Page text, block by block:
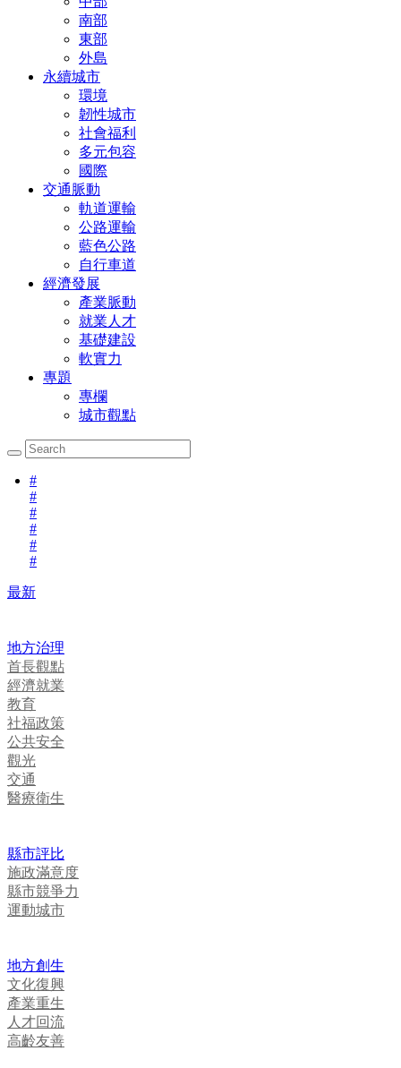
南部
東部
外島
永續城市
環境
韌性城市
社會福利
多元包容
國際
交通脈動
軌道運輸
公路運輸
藍色公路
自行車道
經濟發展
產業脈動
就業人才
基礎建設
軟實力
專題
專欄
城市觀點
#
#
#
#
#
#
最新
地方治理
首長觀點
經濟就業
教育
社福政策
公共安全
觀光
交通
醫療衛生
縣市評比
施政滿意度
縣市競爭力
運動城市
地方創生
文化復興
產業重生
人才回流
高齡友善